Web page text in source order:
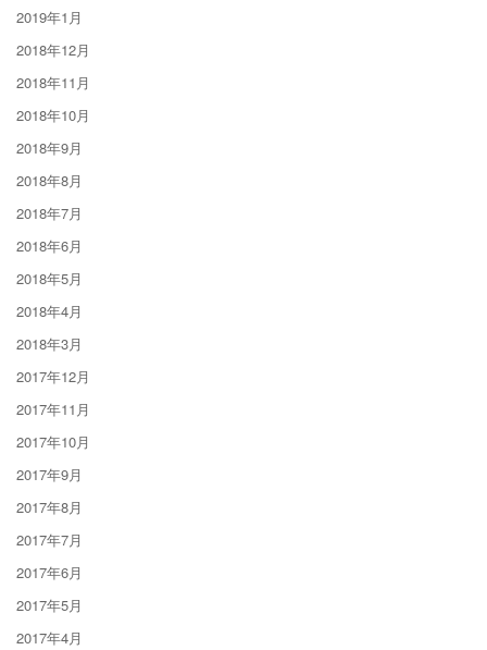
2019年1月
2018年12月
2018年11月
2018年10月
2018年9月
2018年8月
2018年7月
2018年6月
2018年5月
2018年4月
2018年3月
2017年12月
2017年11月
2017年10月
2017年9月
2017年8月
2017年7月
2017年6月
2017年5月
2017年4月